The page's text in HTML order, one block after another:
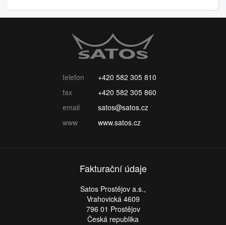
telefon
+420 582 305 810
fax
+420 582 305 860
email
satos@satos.cz
www
www.satos.cz
Fakturační údaje
Satos Prostějov a.s.,
Vrahovická 4609
796 01 Prostějov
Česká republika